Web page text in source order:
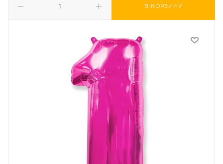
В КОРЗИНУ